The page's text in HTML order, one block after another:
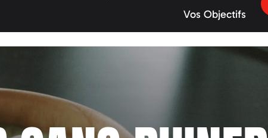
Vos Objectifs